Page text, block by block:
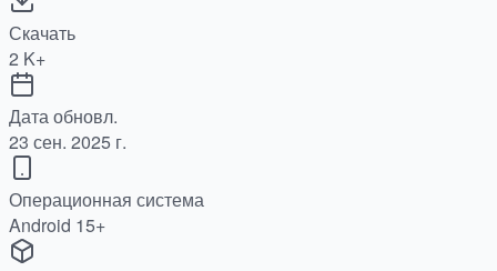
Скачать
2 K+
Дата обновл.
23 сен. 2025 г.
Операционная система
Android 15+